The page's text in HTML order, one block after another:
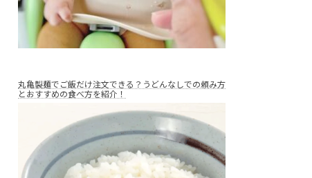
丸亀製麺でご飯だけ注文できる？うどんなしでの頼み方
とおすすめの食べ方を紹介！